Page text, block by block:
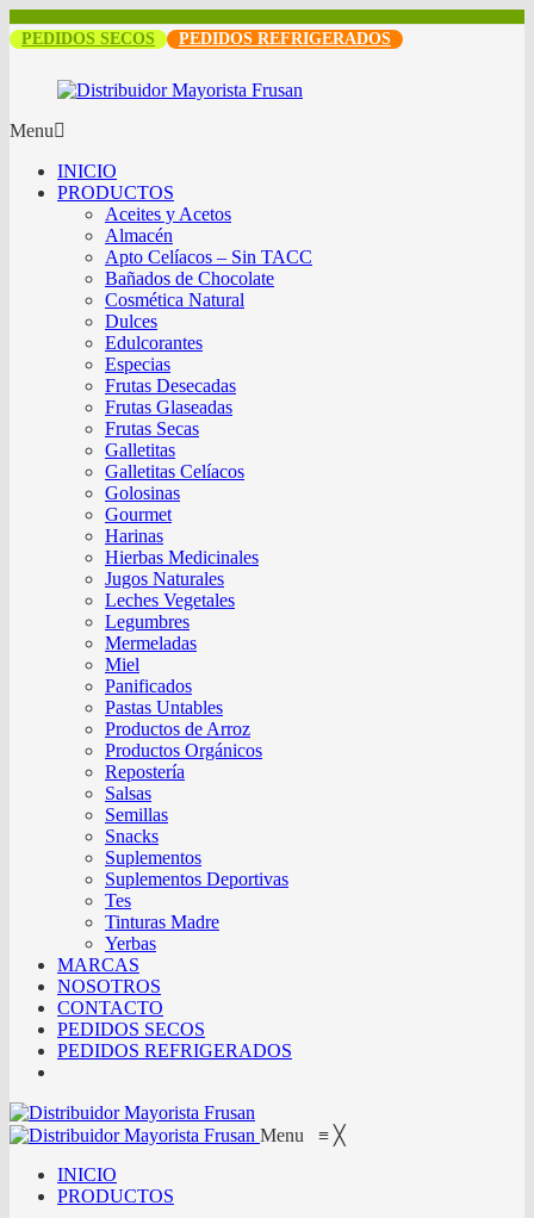
PEDIDOS SECOS PEDIDOS REFRIGERADOS
Menu
INICIO
PRODUCTOS
Aceites y Acetos
Almacén
Apto Celíacos – Sin TACC
Bañados de Chocolate
Cosmética Natural
Dulces
Edulcorantes
Especias
Frutas Desecadas
Frutas Glaseadas
Frutas Secas
Galletitas
Galletitas Celíacos
Golosinas
Gourmet
Harinas
Hierbas Medicinales
Jugos Naturales
Leches Vegetales
Legumbres
Mermeladas
Miel
Panificados
Pastas Untables
Productos de Arroz
Productos Orgánicos
Repostería
Salsas
Semillas
Snacks
Suplementos
Suplementos Deportivas
Tes
Tinturas Madre
Yerbas
MARCAS
NOSOTROS
CONTACTO
PEDIDOS SECOS
PEDIDOS REFRIGERADOS
Menu ≡ ╳
INICIO
PRODUCTOS